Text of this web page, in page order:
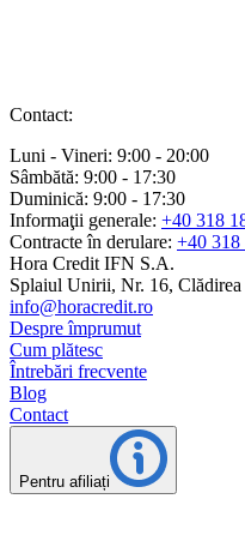
Contact:
Luni - Vineri: 9:00 - 20:00
Sâmbătă: 9:00 - 17:30
Duminică: 9:00 - 17:30
Informaţii generale: +40 318
Contracte în derulare: +40 318
Hora Credit IFN S.A.
Splaiul Unirii, Nr. 16,
info@horacredit.ro
Despre împrumut
Cum plătesc
Întrebări frecvente
Blog
Contact
Pentru afiliați